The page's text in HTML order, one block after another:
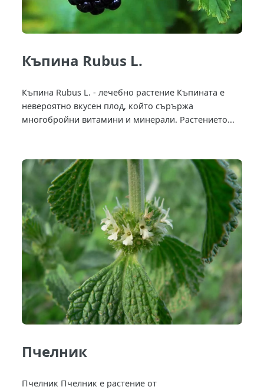
Къпина Rubus L.
Къпина Rubus L. - лечебно растение Къпината е
невероятно вкусен плод, който сърържа
многобройни витамини и минерали. Растението...
Пчелник
Пчелник Пчелник е растение от